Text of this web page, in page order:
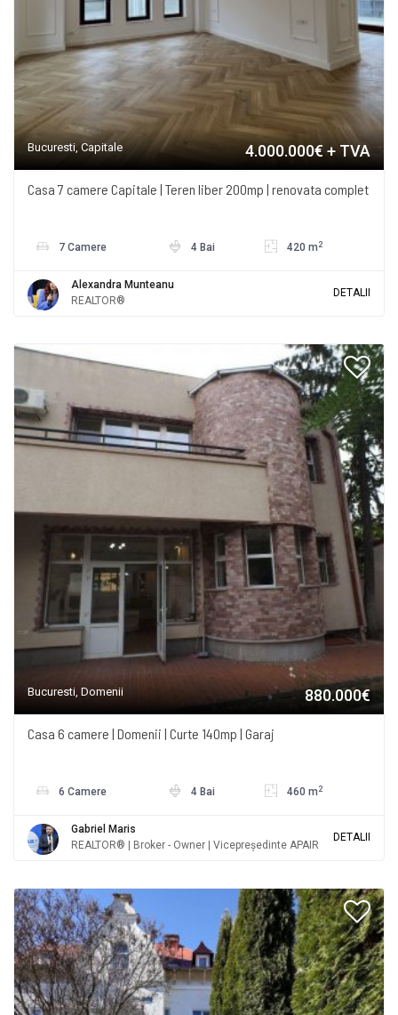
Bucuresti, Capitale 4.000.000€+ TVA
Casa 7 camere Capitale | Teren liber 200mp | renovata complet
7 Camere 4 Bai 420 m 2
Alexandra Munteanu
REALTOR®
DETALII
Bucuresti, Domenii 880.000€
Casa 6 camere | Domenii | Curte 140mp | Garaj
6 Camere 4 Bai 460 m 2
Gabriel Maris
REALTOR® | Broker - Owner | Vicepreședinte APAIR
DETALII